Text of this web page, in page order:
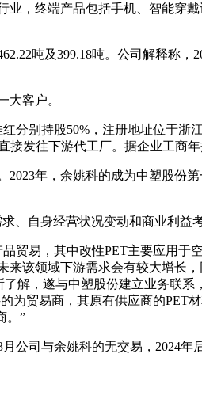
，终端产品包括手机、智能穿
吨及399.18吨。公司解释称
大客户。
分别持股50%，注册地址位于浙
发往下游代工厂。据企业工商年
2023年，余姚科的成为中塑股份
、自身经营状况变动和商业利益
贸易，其中改性PET主要应用于
该领域下游需求会有较大增长
解，遂与中塑股份建立业务联系
为贸易商，其原有供应商的PET
。”
公司与余姚科的无交易，2024